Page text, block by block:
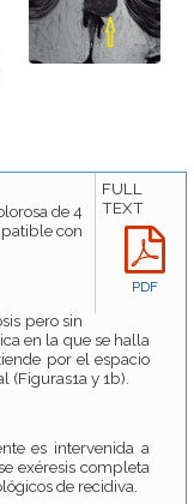
FULL
TEXT
PDF
de 4
con
pero sin
en la que se halla
por el espacio
y 1b).
es intervenida a
exéresis completa
de recidiva.